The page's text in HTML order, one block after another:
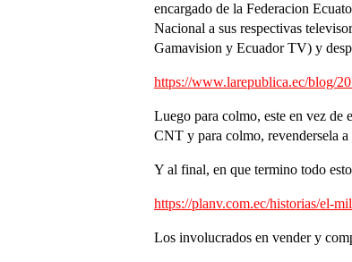
encargado de la Federacion
Nacional a sus respectivas
Gamavision y Ecuador TV) y
https://www.larepublica.ec/blog/
Luego para colmo, este en vez de
CNT y para colmo, revendersela
Y al final, en que termino todo
https://planv.com.ec/historias/el-
Los involucrados en vender y